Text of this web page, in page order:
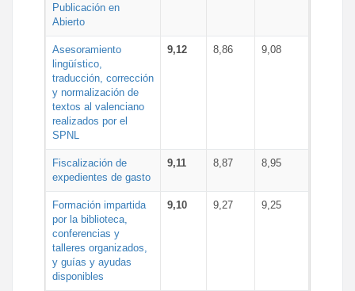
Publicación en
Abierto
Asesoramiento
lingüístico,
traducción, corrección
y normalización de
textos al valenciano
realizados por el
SPNL
9,12 8,86 9,08
Fiscalización de
expedientes de gasto
9,11 8,87 8,95
Formación impartida
por la biblioteca,
conferencias y
talleres organizados,
y guías y ayudas
disponibles
9,10 9,27 9,25